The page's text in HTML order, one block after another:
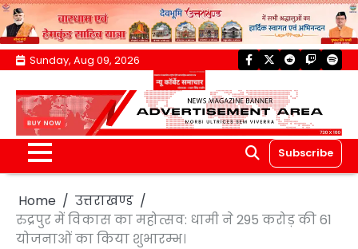
Skip
content
Sunday, Aug 09, 2026 facebook
twitterreddittwitch
Subscribe
Home
उत्तराखण्ड
रुद्रपुर में विकास का महोत्सव: धामी ने 295 करोड़ की 61
योजनाओं का किया शुभारम्भ।